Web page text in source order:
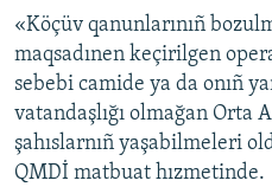
«Köçüv qanunlarınıñ
maqsadınen keçirilgen
sebebi camide ya da onıñ
vatandaşlığı olmağan Orta
şahıslarnıñ yaşabilmeleri
QMDİ matbuat hızmetinde.